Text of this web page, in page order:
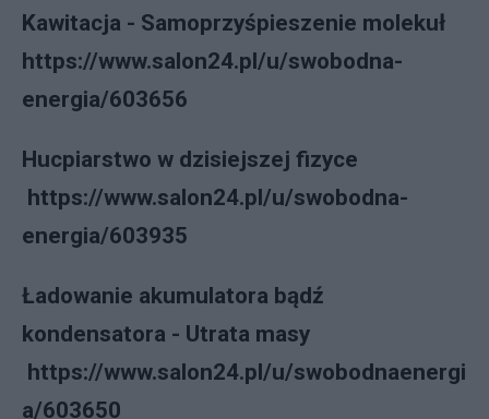
Kawitacja - Samoprzyśpieszenie molekuł
https://www.salon24.pl/u/swobodna-
energia/603656
Hucpiarstwo w dzisiejszej fizyce
https://www.salon24.pl/u/swobodna-
energia/603935
Ładowanie akumulatora bądź
kondensatora - Utrata masy
https://www.salon24.pl/u/swobodnaenergi
a/603650